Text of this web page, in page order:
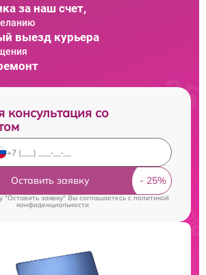
за наш счет,
выезд курьера
консультация со
Оставить заявку
"Оставить заявку" Вы соглашаетесь c политикой
конфиденциальности